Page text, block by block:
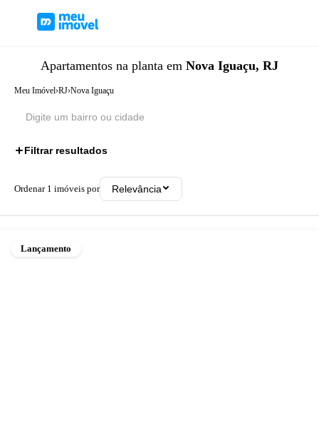
Apartamentos na planta em Nova Iguaçu, RJ
Meu Imóvel›RJ›Nova Iguaçu
Filtrar resultados
Ordenar 1 imóveis por Relevância
Lançamento